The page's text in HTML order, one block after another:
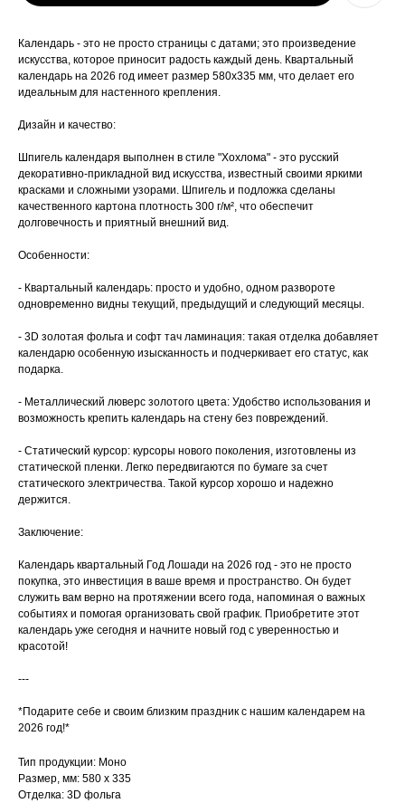
Календарь - это не просто страницы с датами; это произведение
искусства, которое приносит радость каждый день. Квартальный
календарь на 2026 год имеет размер 580x335 мм, что делает его
идеальным для настенного крепления.
Дизайн и качество:
Шпигель календаря выполнен в стиле "Хохлома" - это русский
декоративно-прикладной вид искусства, известный своими яркими
красками и сложными узорами. Шпигель и подложка сделаны
качественного картона плотность 300 г/м², что обеспечит
долговечность и приятный внешний вид.
Особенности:
- Квартальный календарь: просто и удобно, одном развороте
одновременно видны текущий, предыдущий и следующий месяцы.
- 3D золотая фольга и софт тач ламинация: такая отделка добавляет
календарю особенную изысканность и подчеркивает его статус, как
подарка.
- Металлический люверс золотого цвета: Удобство использования и
возможность крепить календарь на стену без повреждений.
- Статический курсор: курсоры нового поколения, изготовлены из
статической пленки. Легко передвигаются по бумаге за счет
статического электричества. Такой курсор хорошо и надежно
держится.
Заключение:
Календарь квартальный Год Лошади на 2026 год - это не просто
покупка, это инвестиция в ваше время и пространство. Он будет
служить вам верно на протяжении всего года, напоминая о важных
событиях и помогая организовать свой график. Приобретите этот
календарь уже сегодня и начните новый год с уверенностью и
красотой!
---
*Подарите себе и своим близким праздник с нашим календарем на
2026 год!*
Тип продукции: Моно
Размер, мм: 580 х 335
Отделка: 3D фольга